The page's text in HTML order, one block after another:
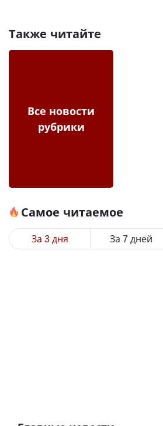
Также читайте
Все новости
рубрики
Самое читаемое
За 3 дня За 7 дней